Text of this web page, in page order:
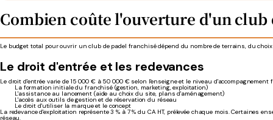
Combien coûte l'ouverture d'un club
Le budget total pour ouvrir un club de padel franchisé dépend du nombre de terrains, du
Le droit d'entrée et les redevances
Le droit d'entrée varie de 15 000 € à 50 000 € selon l'enseigne et le niveau
La formation initiale du franchisé (gestion, marketing, exploitation)
L'assistance au lancement (aide au choix du site, plans d'aménagement)
L'accès aux outils de gestion et de réservation du réseau
Le droit d'utiliser la marque et le concept
La redevance d'exploitation représente 3 % à 7 % du CA HT, prélevée chaque mois.
réseau.